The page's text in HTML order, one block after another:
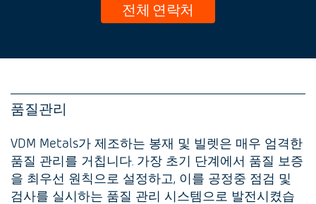
전체 연락처
품질관리
VDM Metals가 제조하는 봉재 및 빌렛은 매우 엄격한
품질 관리를 거칩니다. 가장 초기 단계에서 품질 보증
을 최우선 원칙으로 설정하고, 이를 공정중 점검 및
검사를 실시하는 품질 관리 시스템으로 발전시켰습